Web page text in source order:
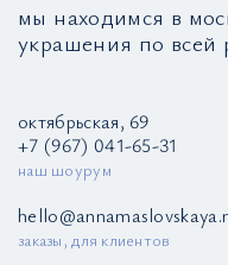
мы находимся в
украшения по всей
октябрьская, 69
+7 (967) 041-65-31
наш шоурум
заказы, для клиентов